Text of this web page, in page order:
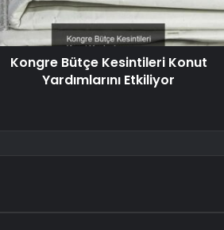
Kongre Bütçe Kesintileri Konut
Yardımlarını Etkiliyor